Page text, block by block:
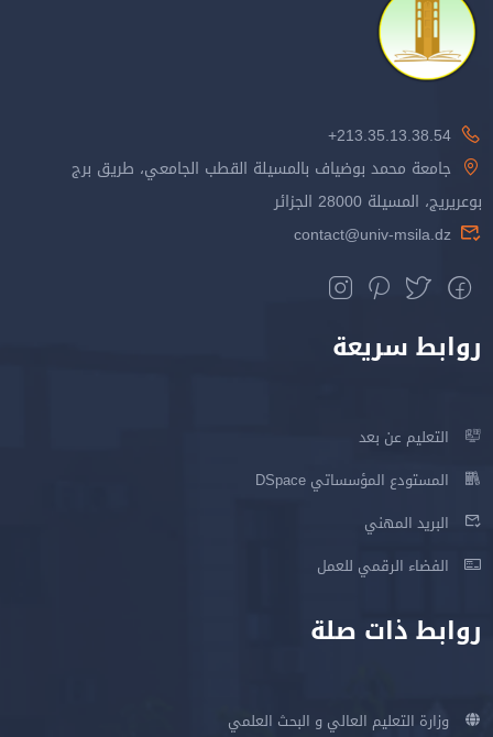
213.35.13.38.54+
جامعة محمد بوضياف بالمسيلة القطب الجامعي، طريق برج
بوعريريج، المسيلة 28000 الجزائر
contact@univ-msila.dz
روابط سريعة
التعليم عن بعد
المستودع المؤسساتي DSpace
البريد المهني
الفضاء الرقمي للعمل
روابط ذات صلة
وزارة التعليم العالي و البحث العلمي